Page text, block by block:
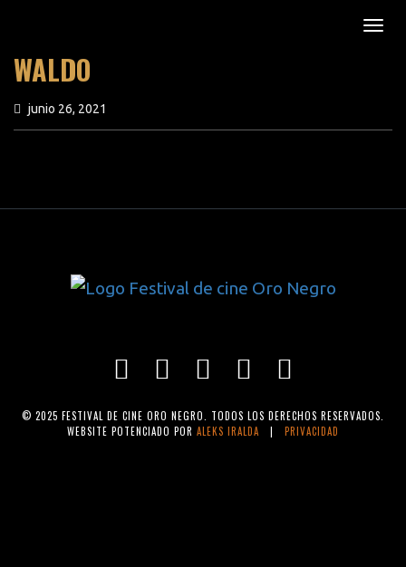
WALDO
junio 26, 2021
© 2025 FESTIVAL DE CINE ORO NEGRO. TODOS LOS DERECHOS RESERVADOS.
WEBSITE POTENCIADO POR ALEKS IRALDA | PRIVACIDAD